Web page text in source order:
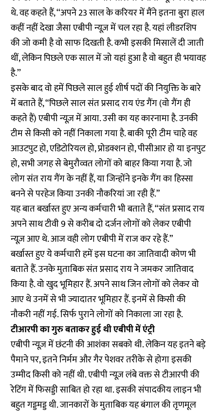
थे. वह कहते हैं, ‘‘अपने 23 साल के करियर में मैंने इतना बुरा हाल
कहीं नहीं देखा जैसा एबीपी न्यूज़ में चल रहा है. यहां लीडरशिप
की जो कमी है वो साफ दिखती है. कभी इसकी मिसालें दी जाती
थीं, लेकिन पिछले एक साल में जो यहां हुआ है वो बहुत ही भयावह
है.’’
इसके बाद वो हमें पिछले साल हुई शीर्ष पदों की नियुक्ति के बारे
में बताते हैं, “पिछले साल संत प्रसाद राय एंड गैंग (वो गैंग ही
कहते हैं) एबीपी न्यूज़ में आया. उसी का यह कारनामा है. उनकी
टीम से किसी को नहीं निकाला गया है. बाकी पूरी टीम चाहे वह
आउटपुट हो, एडिटोरियल हो, प्रोडक्शन हो, पीसीआर हो या इनपुट
हो, सभी जगह से बेमुरौव्वत लोगों को बाहर किया गया है. जो
लोग संत राय गैंग के नहीं हैं, या जिन्होंने इनके गैंग का हिस्सा
बनने से परहेज किया उनकी नौकरियां जा रही हैं.”
यह बात बर्खास्त हुए अन्य कर्मचारी भी बताते हैं, “संत प्रसाद राय
अपने साथ टीवी 9 से करीब दो दर्जन लोगों को लेकर एबीपी
न्यूज़ आए थे. आज वही लोग एबीपी में राज कर रहे हैं.”
बर्खास्त हुए ये कर्मचारी हमें इस घटना का जातिवादी कोण भी
बताते हैं. उनके मुताबिक संत प्रसाद राय ने जमकर जातिवाद
किया है. वो खुद भूमिहार हैं. अपने साथ जिन लोगों को लेकर वो
आए थे उनमें से भी ज्यादातर भूमिहार हैं. इनमें से किसी की
नौकरी नहीं गई. सिर्फ पुराने लोगों को निकाला जा रहा है.
टीआरपी का गुरु बताकर हुई थी एबीपी में एंट्री
एबीपी न्यूज़ में छंटनी की आशंका सबको थी. लेकिन यह इतने बड़े
पैमाने पर, इतने निर्मम और गैर पेशवर तरीके से होगा इसकी
उम्मीद किसी को नहीं थी. एबीपी न्यूज़ लंबे वक्त से टीआरपी की
रेटिंग में फिसड्डी साबित हो रहा था. इसकी संपादकीय लाइन भी
बहुत गड्डमड्ड थी. जानकारों के मुताबिक यह बंगाल की तृणमूल